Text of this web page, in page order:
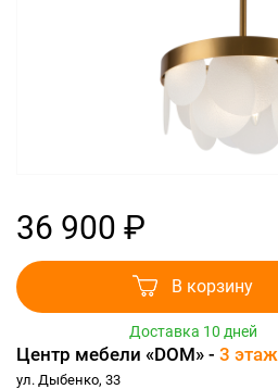
36 900 ₽
В корзину
Доставка 10 дней
Центр мебели «DOM» - 3 этаж
ул. Дыбенко, 33